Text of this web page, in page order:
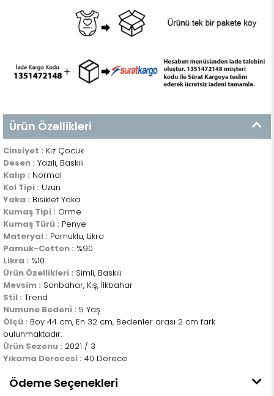
Ürün Özellikleri
Cinsiyet : Kız Çocuk
Desen : Yazılı, Baskılı
Kalıp : Normal
Kol Tipi : Uzun
Yaka : Bisiklet Yaka
Kumaş Tipi : Örme
Kumaş Türü : Penye
Materyal : Pamuklu, Likra
Pamuk-Cotton : %90
Likra : %10
Ürün Özellikleri : Simli, Baskılı
Mevsim : Sonbahar, Kış, İlkbahar
Stil : Trend
Numune Bedeni : 5 Yaş
Ölçü : Boy 44 cm, En 32 cm, Bedenler arası 2 cm fark
bulunmaktadır.
Ürün Sezonu : 2021 / 3
Yıkama Derecesi : 40 Derece
Ödeme Seçenekleri